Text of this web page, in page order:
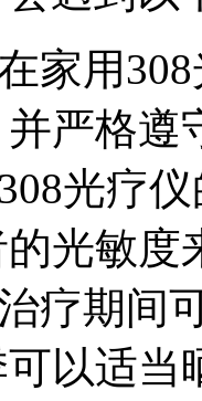
家用
并严格遵
光疗
的光敏度
疗期间
以适当